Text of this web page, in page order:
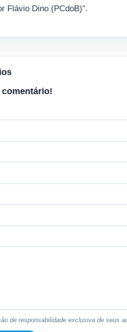
Flávio Dino (PCdoB)”.
comentário!
de responsabilidade exclusiva de seus